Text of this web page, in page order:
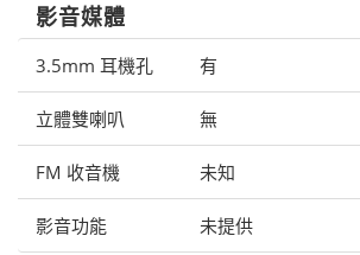
影音媒體
3.5mm 耳機孔 有
立體雙喇叭 無
FM 收音機 未知
影音功能 未提供